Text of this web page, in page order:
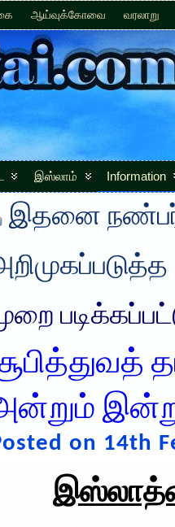
ஆய்வுக்கோவை வரலாறு
இஸ்லாம் Information
இதனை
on 14th